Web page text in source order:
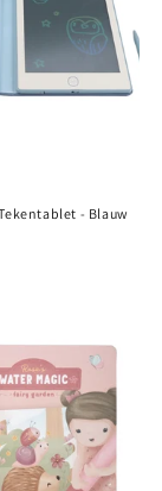
- Blauw